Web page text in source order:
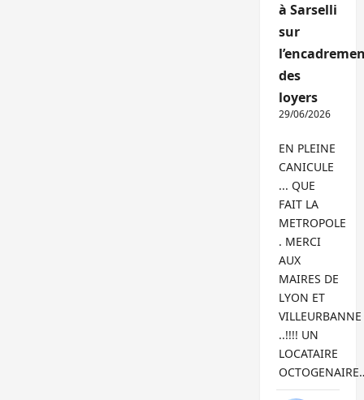
à Sarselli
sur
des
loyers
29/06/2026
EN PLEINE
CANICULE
... QUE
FAIT LA
METROPOLE
. MERCI
AUX
MAIRES DE
LYON ET
VILLEURBANNE
..!!!! UN
LOCATAIRE